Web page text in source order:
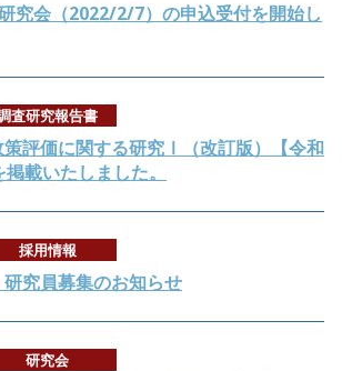
究会（2022/2/7）の申込受付を開始し
査研究報告書
評価に関する研究Ⅰ（改訂版）【令和
載いたしました。
採用情報
研究員募集のお知らせ
研究会